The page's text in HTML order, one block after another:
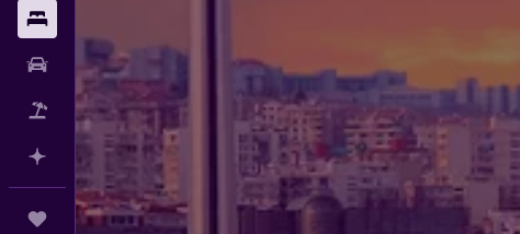
Mietwagen
Pauschalreisen
Mit KI planen
Trips